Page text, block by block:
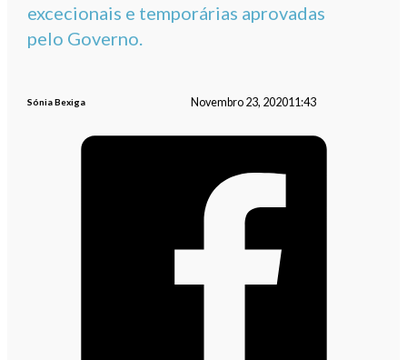
excecionais e temporárias aprovadas
pelo Governo.
Sónia Bexiga Novembro 23, 202011:43